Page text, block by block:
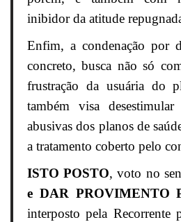
inibidor da atitude
Enfim, a condenação por
concreto, busca não só
frustração da usuária do
também visa
abusivas dos planos de
a tratamento coberto pelo
ISTO POSTO, voto no
e DAR PROVIMENTO
interposto pela Recorrente